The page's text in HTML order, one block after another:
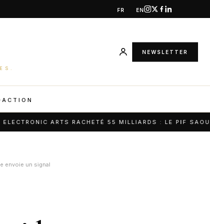
FR EN
NEWSLETTER
ARTS RACHETÉ 55 MILLIARDS : LE PIF SAOUDIEN
envoie un signal